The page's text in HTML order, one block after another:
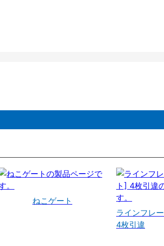
ねこゲート
ラインフレ
4枚引違